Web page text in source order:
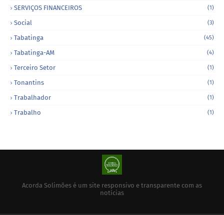
SERVIÇOS FINANCEIROS (1)
Social (3)
Tabatinga (45)
Tabatinga-AM (4)
Terceiro Setor (1)
Tonantins (1)
Trabalhador (1)
Trabalho (1)
Acorda Solimões é um site responsivo e transparente com as
notícias